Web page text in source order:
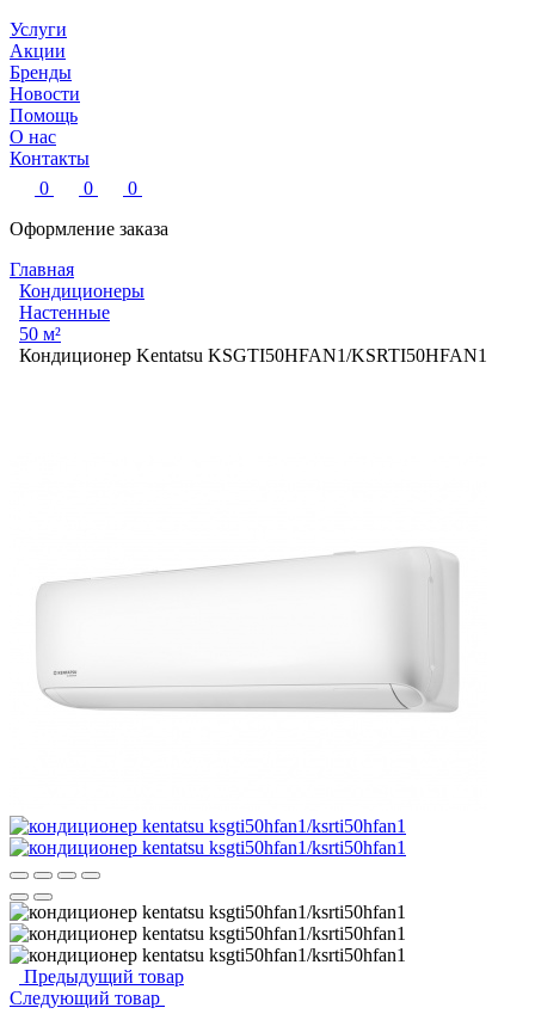
Услуги
Акции
Бренды
Новости
Помощь
О нас
Контакты
0
0
0
Оформление заказа
Главная
Кондиционеры
Настенные
50 м²
Кондиционер Kentatsu KSGTI50HFAN1/KSRTI50HFAN1
Предыдущий товар
Следующий товар